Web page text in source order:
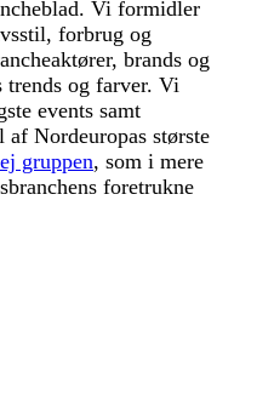
Vi formidler
forbrug og
brands og
trends og farver. Vi
events samt
af Nordeuropas største
gruppen, som i mere
foretrukne